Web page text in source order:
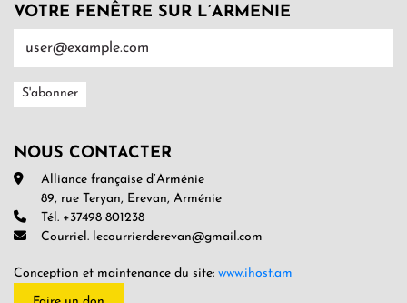
VOTRE FENÊTRE SUR L’ARMENIE
NOUS CONTACTER
Alliance française d’Arménie
89, rue Teryan, Erevan, Arménie
Tél. +37498 801238
Courriel. lecourrierderevan@gmail.com
Conception et maintenance du site: www.ihost.am